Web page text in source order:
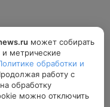
парк, стадион
может собирать
метрические
обработки и
работу с
обработку
можно отключить